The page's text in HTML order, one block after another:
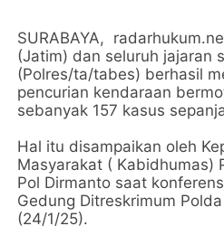
SURABAYA,
(Jatim) dan seluruh jajaran
(Polres/ta/tabes) berhasil
pencurian kendaraan
sebanyak 157 kasus
Hal itu disampaikan oleh
Masyarakat ( Kabidhumas)
Pol Dirmanto saat
Gedung Ditreskrimum
(24/1/25).